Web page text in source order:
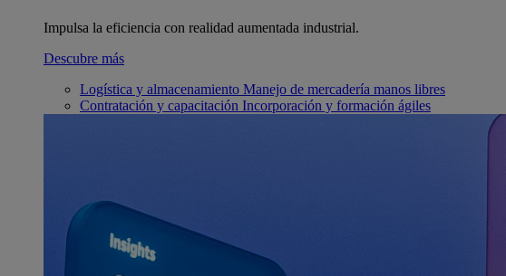
Impulsa la eficiencia con realidad aumentada industrial.
Descubre más
Logística y almacenamiento Manejo de mercadería manos libres
Contratación y capacitación Incorporación y formación ágiles